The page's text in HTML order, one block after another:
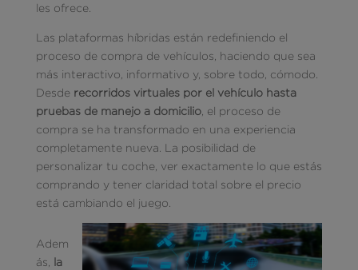
les ofrece.
Las plataformas híbridas están redefiniendo el
proceso de compra de vehículos, haciendo que sea
más interactivo, informativo y, sobre todo, cómodo.
Desde recorridos virtuales por el vehículo hasta
pruebas de manejo a domicilio, el proceso de
compra se ha transformado en una experiencia
completamente nueva. La posibilidad de
personalizar tu coche, ver exactamente lo que estás
comprando y tener claridad total sobre el precio
está cambiando el juego.
Adem
ás,
la